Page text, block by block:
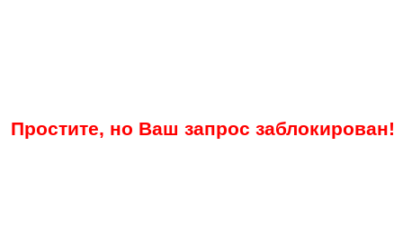
Простите, но Ваш запрос заблокирован!